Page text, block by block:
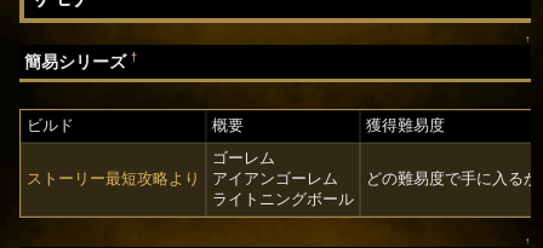
↑
簡易シリーズ†
ビルド 概要 獲得難易度
ストーリー最短攻略より
ゴーレム
アイアンゴーレム
ライトニングボール
どの難易度で手に入るか
↑